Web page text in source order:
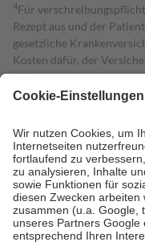
4Für
Rezept aus und der
gesetzliche
Kosten dafür, der
mit.
Grundsätzlich leisten
höchstens zehn Euro.
Es
Kosten der Leistung zu
Diese Regeln gelten
Bei Heilmitteln und
Zuzahlung zehn Prozent
Verordnung.
Um das Engagement der
stärken und die